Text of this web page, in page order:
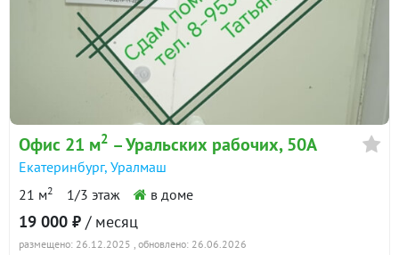
Офис 21 м2 – Уральских рабочих, 50А
Екатеринбург, Уралмаш
21 м2 1/3 этаж в доме
19 000 ₽ / месяц
размещено: 26.12.2025 , обновлено: 26.06.2026